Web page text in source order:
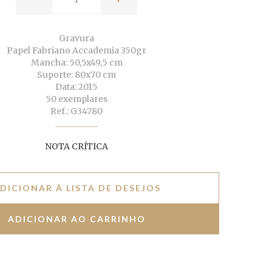
Gravura
Papel Fabriano Accademia 350gr
Mancha: 50,5x49,5 cm
Suporte: 80x70 cm
Data: 2015
50 exemplares
Ref.: G34780
NOTA CRÍTICA
À LISTA DE DESEJOS